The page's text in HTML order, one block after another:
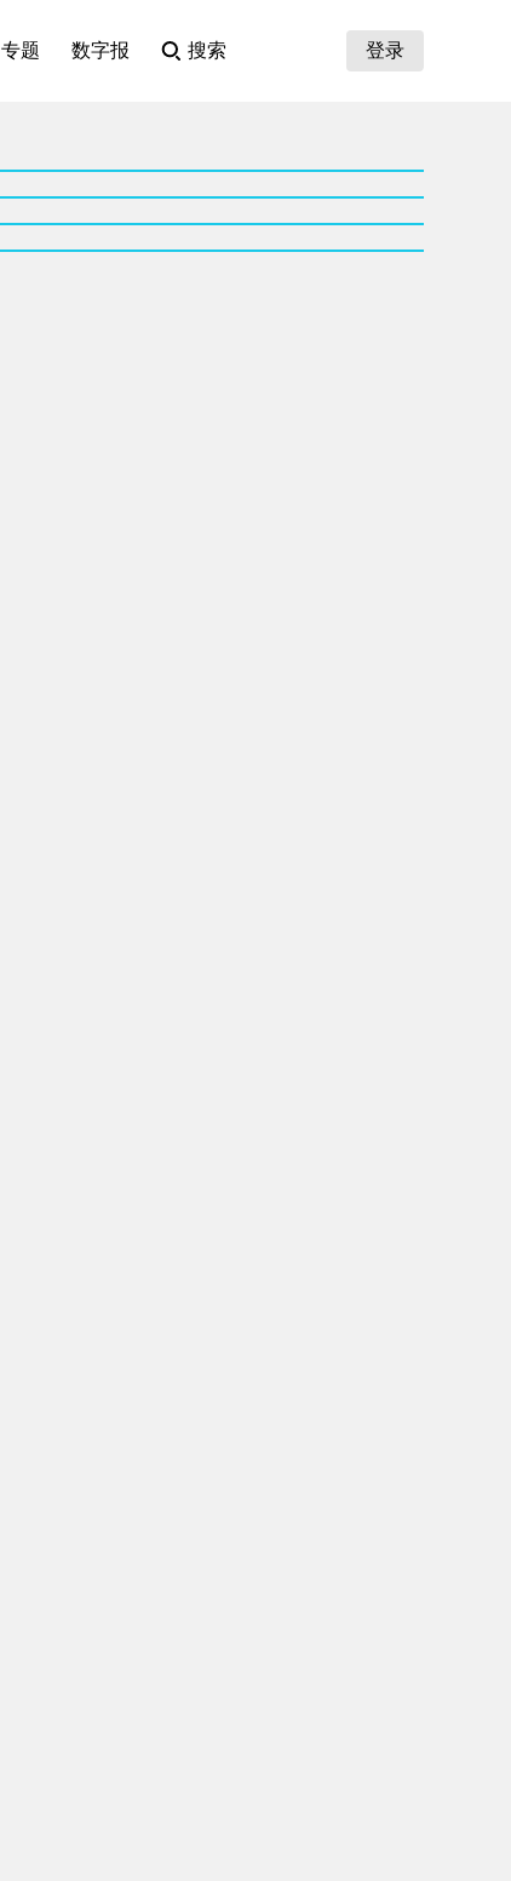
专题 数字报 搜索 登录